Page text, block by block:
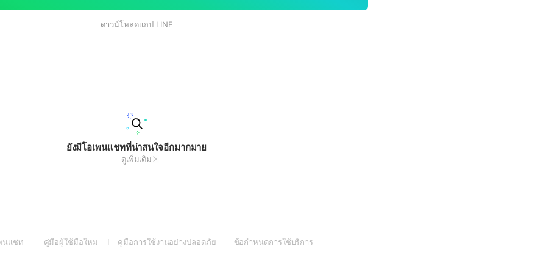
ดาวน์โหลดแอป LINE
ยังมีโอเพนแชทที่น่าสนใจอีกมากมาย
ดูเพิ่มเติม
นแชท
(Openคู่มือผู้ใช้มือใหม่
(Openคู่มือการใช้งานอย่างปลอดภัย(Openข้อกำหนดการใช้บริการ(Open